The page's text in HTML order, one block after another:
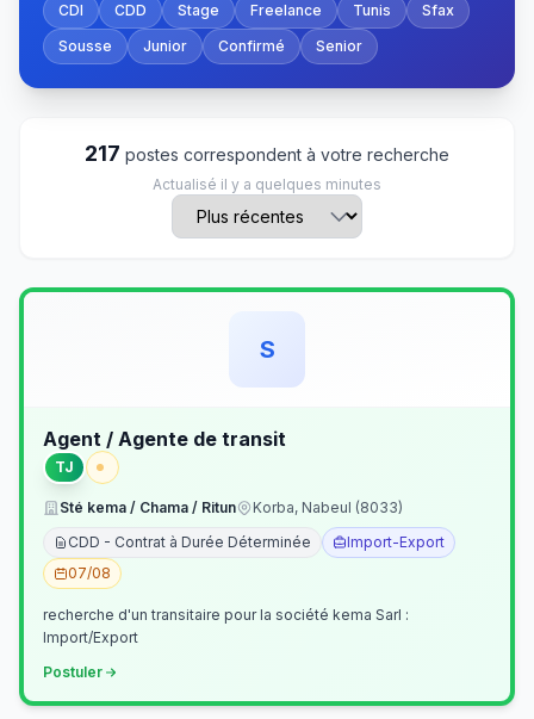
CDI CDD Stage Freelance Tunis
Sfax
Sousse
Junior Confirmé Senior
217 postes correspondent à votre recherche
Actualisé il y a quelques minutes
S
Agent / Agente de transit
TJ
Sté kema / Chama / Ritun
Korba, Nabeul (8033)
CDD - Contrat à Durée Déterminée
Import-Export
07/08
recherche d'un transitaire pour la société kema Sarl :
Import/Export
Postuler